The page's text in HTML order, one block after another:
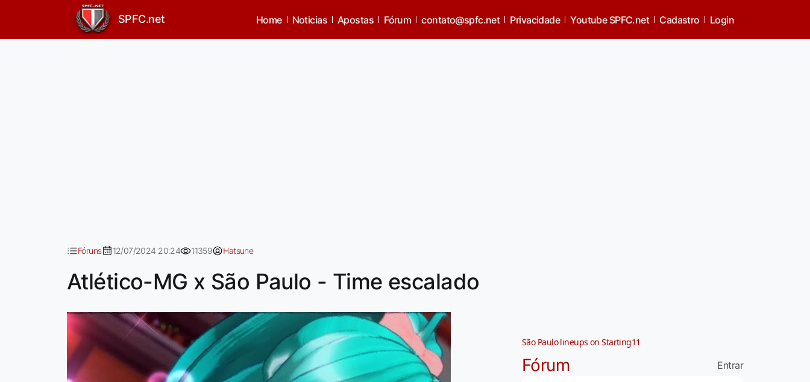
Atlético-MG x São Paulo - Time escalado
SPFC.net Home Noticias Apostas Fórum contato@spfc.net Privacidade Youtube SPFC.net Cadastro Login
Fóruns 12/07/2024 20:24 11359 Hatsune
Atlético-MG x São Paulo - Time escalado
São Paulo lineups on Starting11
Fórum
Entrar